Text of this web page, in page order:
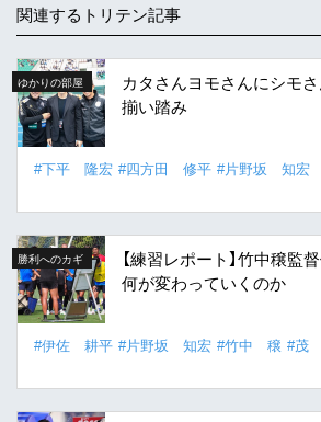
関連するトリテン記事
ゆかりの部屋
カタさんヨモさんにシモ
揃い踏み
#下平 隆宏 #四方田 修平 #片野坂 知宏
勝利へのカギ
【練習レポート】竹中穣監
何が変わっていくのか
#伊佐 耕平 #片野坂 知宏 #竹中 穣 #茂